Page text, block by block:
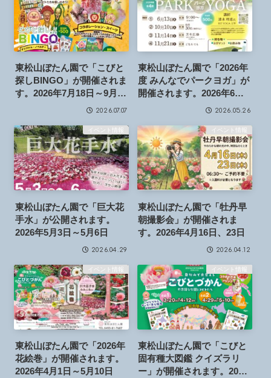
東松山ぼたん園で「こびと
探しBINGO」が開催されま
す。2026年7月18日～9月23
2026.07.07
東松山ぼたん園で「2026年
度 みんなでパークヨガ」が
開催されます。2026年6月
13日～（全4回）
2026.05.26
イベント情報
東松山ぼたん園で「巨大花
手水」が公開されます。
2026年5月3日～5月6日
2026.04.29
イベント情報
東松山ぼたん園で「牡丹早
朝撮影会」が開催されま
す。2026年4月16日、23日
2026.04.12
イベント情報
東松山ぼたん園で「2026年
花絵巻」が開催されます。
2026年4月1日～5月10日
イベント情報
東松山ぼたん園で「こびと
固有種大図鑑 クイズラリ
ー」が開催されます。2026